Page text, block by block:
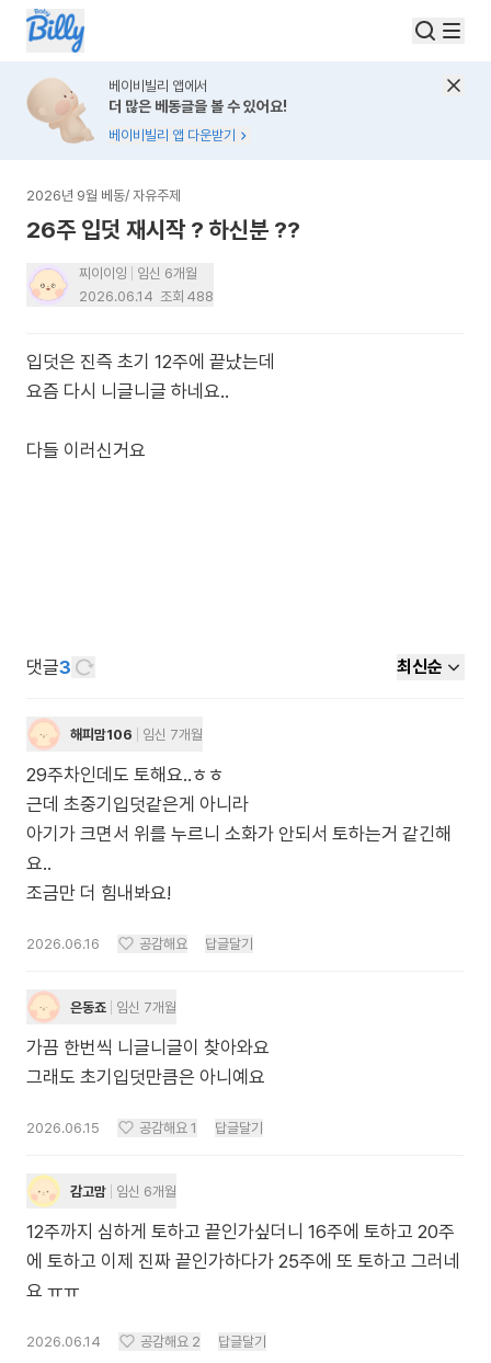
베이비빌리 앱에서
더 많은 베동글을 볼 수 있어요!
베이비빌리 앱 다운받기
2026년 9월 베동/ 자유주제
26주 입덧 재시작 ? 하신분 ??
찌이이잉
임신 6개월
2026.06.14 조회 488
입덧은 진즉 초기 12주에 끝났는데
요즘 다시 니글니글 하네요..
다들 이러신거요
댓글3 최신순
해피맘106 임신 7개월
29주차인데도 토해요..ㅎㅎ
근데 초중기입덧같은게 아니라
아기가 크면서 위를 누르니 소화가 안되서 토하는거 같긴해
요..
조금만 더 힘내봐요!
2026.06.16 공감해요 답글달기
은동죠 임신 7개월
가끔 한번씩 니글니글이 찾아와요
그래도 초기입덧만큼은 아니예요
2026.06.15 공감해요 1 답글달기
감고맘 임신 6개월
12주까지 심하게 토하고 끝인가싶더니 16주에 토하고 20주
에 토하고 이제 진짜 끝인가하다가 25주에 또 토하고 그러네
요 ㅠㅠ
2026.06.14 공감해요 2 답글달기